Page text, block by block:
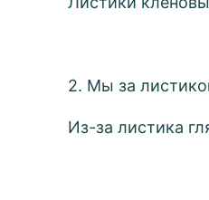
2. Мы за
Из-за листика
1 такт –